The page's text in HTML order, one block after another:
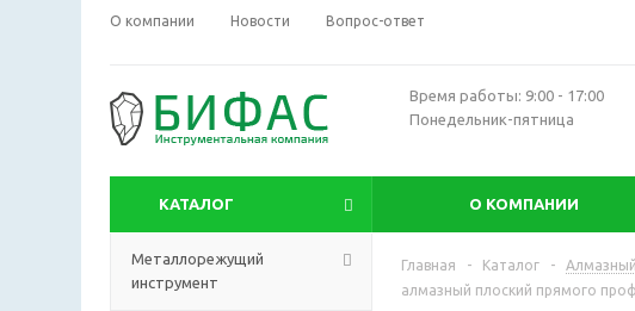
О компании Новости Вопрос-ответ
Время работы: 9:00 - 17:00
Понедельник-пятница
КАТАЛОГ О КОМПАНИИ
Металлорежущий
инструмент
Главная - Каталог -
алмазный плоский прямого